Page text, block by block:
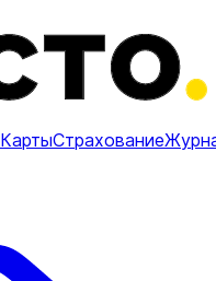
КартыСтрахование